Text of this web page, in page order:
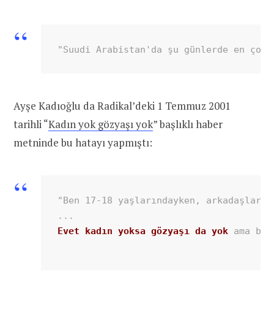
"Suudi Arabistan'da şu günlerde en
Ayşe Kadıoğlu da Radikal’deki 1 Temmuz 2001
tarihli “Kadın yok gözyaşı yok” başlıklı haber
metninde bu hatayı yapmıştı:
"Ben 17-18 yaşlarındayken,
Evet kadın yoksa gözyaşı da yok ama